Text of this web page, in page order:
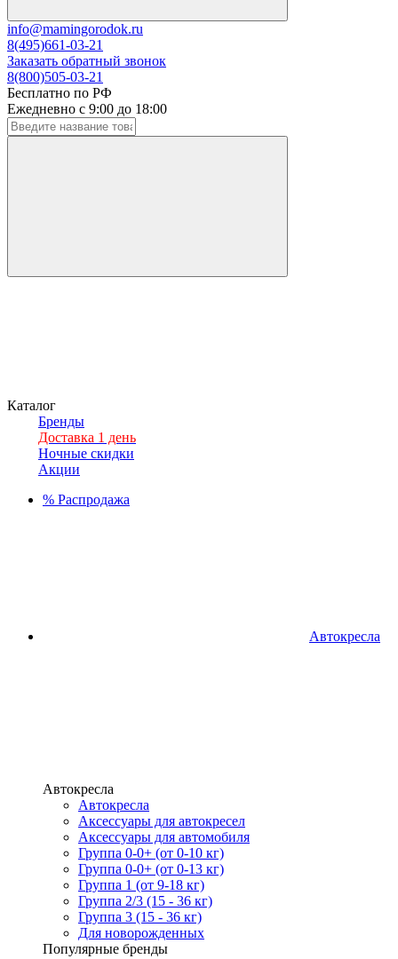
info@mamingorodok.ru
8(495)661-03-21
Заказать обратный звонок
8(800)505-03-21
Бесплатно по РФ
Ежедневно с 9:00 до 18:00
Каталог
Бренды
Доставка 1 день
Ночные скидки
Акции
% Распродажа
Автокресла
Автокресла
Автокресла
Аксессуары для автокресел
Аксессуары для автомобиля
Группа 0-0+ (от 0-10 кг)
Группа 0-0+ (от 0-13 кг)
Группа 1 (от 9-18 кг)
Группа 2/3 (15 - 36 кг)
Группа 3 (15 - 36 кг)
Для новорожденных
Популярные бренды